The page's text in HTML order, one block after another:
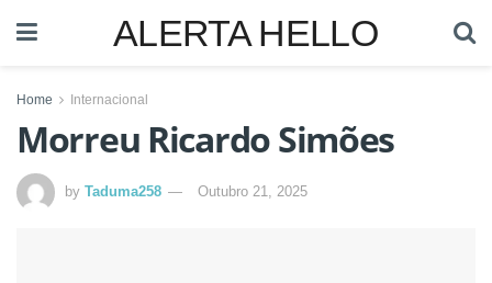
ALERTA HELLO
Home Internacional
Morreu Ricardo Simões
by Taduma258 Outubro 21, 2025